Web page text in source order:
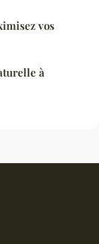
vos
à